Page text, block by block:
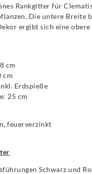
Rankgitter für
Die untere Breite
ergibt sich eine
cm
cm
Erdspieße
25 cm
feuerverzinkt
Schwarz und